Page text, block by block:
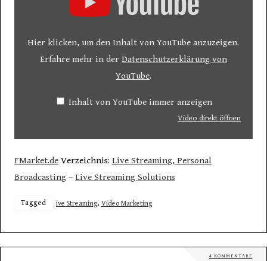
Hier klicken, um den Inhalt von YouTube anzuzeigen.
Erfahre mehr in der Datenschutzerklärung von
YouTube.
Inhalt von YouTube immer anzeigen
Video direkt öffnen
FMarket.deVerzeichnis: Live Streaming, Personal
Broadcasting– Live Streaming Solutions
Tagged ive Streaming, Video Marketing
4 KOMMENTARE